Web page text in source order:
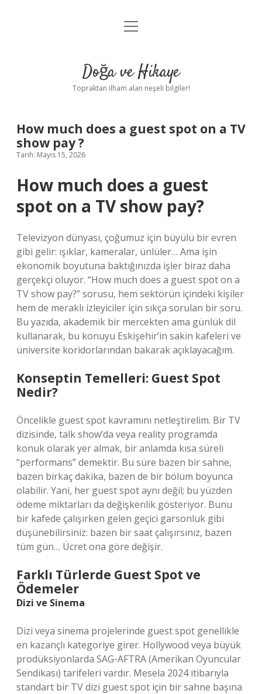
Anasayfa
Yasal Uyarı
menüyü
Doğa ve Hikaye
Topraktan ilham alan neşeli bilgiler!
How much does a guest spot on a TV
show pay ?
Tarih: Mayıs 15, 2026
How much does a guest
spot on a TV show pay?
Televizyon dünyası, çoğumuz için büyülü bir evren
gibi gelir: ışıklar, kameralar, ünlüler… Ama işin
ekonomik boyutuna baktığınızda işler biraz daha
gerçekçi oluyor. “How much does a guest spot on a
TV show pay?” sorusu, hem sektörün içindeki kişiler
hem de meraklı izleyiciler için sıkça sorulan bir soru.
Bu yazıda, akademik bir mercekten ama günlük dil
kullanarak, bu konuyu Eskişehir’in sakin kafeleri ve
üniversite koridorlarından bakarak açıklayacağım.
Konseptin Temelleri: Guest Spot
Nedir?
Öncelikle guest spot kavramını netleştirelim. Bir TV
dizisinde, talk show’da veya reality programda
konuk olarak yer almak, bir anlamda kısa süreli
“performans” demektir. Bu süre bazen bir sahne,
bazen birkaç dakika, bazen de bir bölüm boyunca
olabilir. Yani, her guest spot aynı değil; bu yüzden
ödeme miktarları da değişkenlik gösteriyor. Bunu
bir kafede çalışırken gelen geçici garsonluk gibi
düşünebilirsiniz: bazen bir saat çalışırsınız, bazen
tüm gün… Ücret ona göre değişir.
Farklı Türlerde Guest Spot ve
Ödemeler
Dizi ve Sinema
Dizi veya sinema projelerinde guest spot genellikle
en kazançlı kategoriye girer. Hollywood veya büyük
prodüksiyonlarda SAG-AFTRA (Amerikan Oyuncular
Sendikası) tarifeleri vardır. Mesela 2024 itibarıyla
standart bir TV dizi guest spot için bir sahne başına